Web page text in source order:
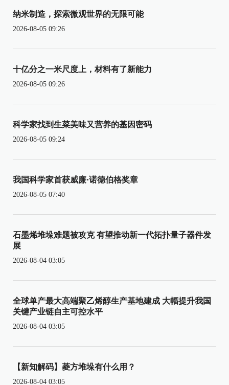
纳米制造，探索微观世界的无限可能
2026-08-05 09:26
十亿分之一米尺度上，材料有了新能力
2026-08-05 09:26
科学家找到生菜美味又营养的基因密码
2026-08-05 09:24
我国科学家首获威廉·诺德伯格奖章
2026-08-05 07:40
石墨烯堆垛难题被攻克 有望推动新一代拓扑量子器件发
展
2026-08-04 03:05
全球单产最大高端聚乙烯醇生产基地建成 大幅提升我国
关键产业链自主可控水平
2026-08-04 03:05
【新知解码】菱方堆垛有什么用？
2026-08-04 03:05